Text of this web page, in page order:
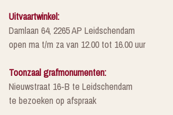
Uitvaartwinkel:
Damlaan 64, 2265 AP Leidschendam
open ma t/m za van 12.00 tot 16.00 uur
Toonzaal grafmonumenten:
Nieuwstraat 16-B te Leidschendam
te bezoeken op afspraak